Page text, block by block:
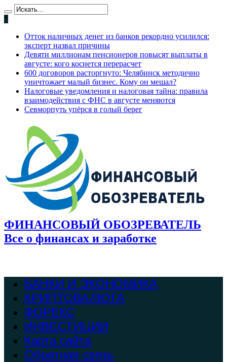
*
Отток наличных денег из банков рекордно усилился:
эксперт назвал причины
Девяти миллионам пенсионеров повысят выплаты в
августе: кого коснется перерасчет
600 договоров расторгнуто: Челябинск методично
уничтожает малый бизнес. Кому он мешал?
Налоговые уведомления и налоговая тайна: правила
взаимодействия с ФНС в августе меняются
Севморпуть упёрся в голый берег
ФИНАНСОВЫЙ ОБОЗРЕВАТЕЛЬ
Все о финансах и заработке
БАНКИ И ЭКОНОМИКА
КРИПТОВАЛЮТА
ФОРЕКС
ИНВЕСТИЦИИ
Карта сайта
Обратная связь